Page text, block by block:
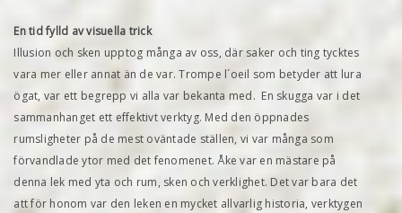
En tid fylld av visuella trick
Illusion och sken upptog många av oss, där saker och ting tycktes
vara mer eller annat än de var. Trompe l´oeil som betyder att lura
ögat, var ett begrepp vi alla var bekanta med. En skugga var i det
sammanhanget ett effektivt verktyg. Med den öppnades
rumsligheter på de mest oväntade ställen, vi var många som
förvandlade ytor med det fenomenet. Åke var en mästare på
denna lek med yta och rum, sken och verklighet. Det var bara det
att för honom var den leken en mycket allvarlig historia, verktygen